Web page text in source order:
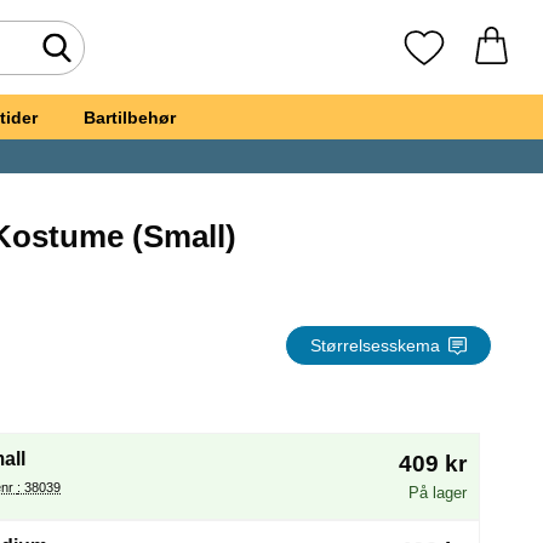
Foretag søgning Mine favoritter
Bartilbehør
(Small)
Størrelsesskema
af en ny radioknap vil genindlæse siden)
Varenr : 38039
409 kr
På lager